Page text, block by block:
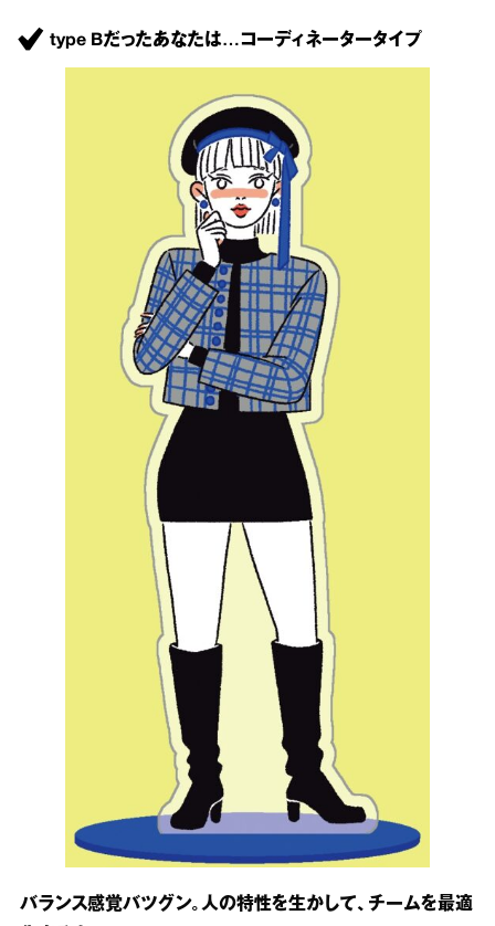
type Bだったあなたは…コーディネータータイプ
バランス感覚バツグン。人の特性を生かして、チームを最適